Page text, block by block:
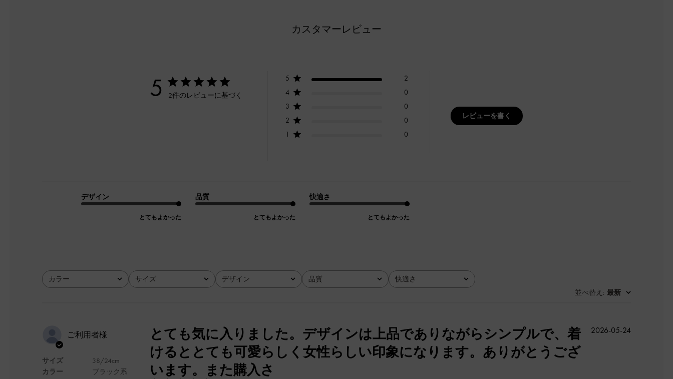
カスタマーレビュー
5 2件のレビューに基づく
5
2
4
0
3
0
2
0
1
0
レビューを書く
デザイン
とてもよかった
品質
とてもよかった
快適さ
とてもよかった
カラー
全て サイズ
全て デザイン
全て 品質
全て 快適さ
全て
並べ替え : 最新
ご利用者様
サイズ
カラー
38/24cm
ブラック系
とても気に入りました。デザインは上品でありながらシンプルで、着
けるととても可愛らしく女性らしい印象になります。ありがとうござ
います。また購入さ
公
2026-05-24